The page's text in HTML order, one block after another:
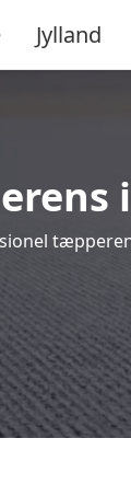
Jylland
i